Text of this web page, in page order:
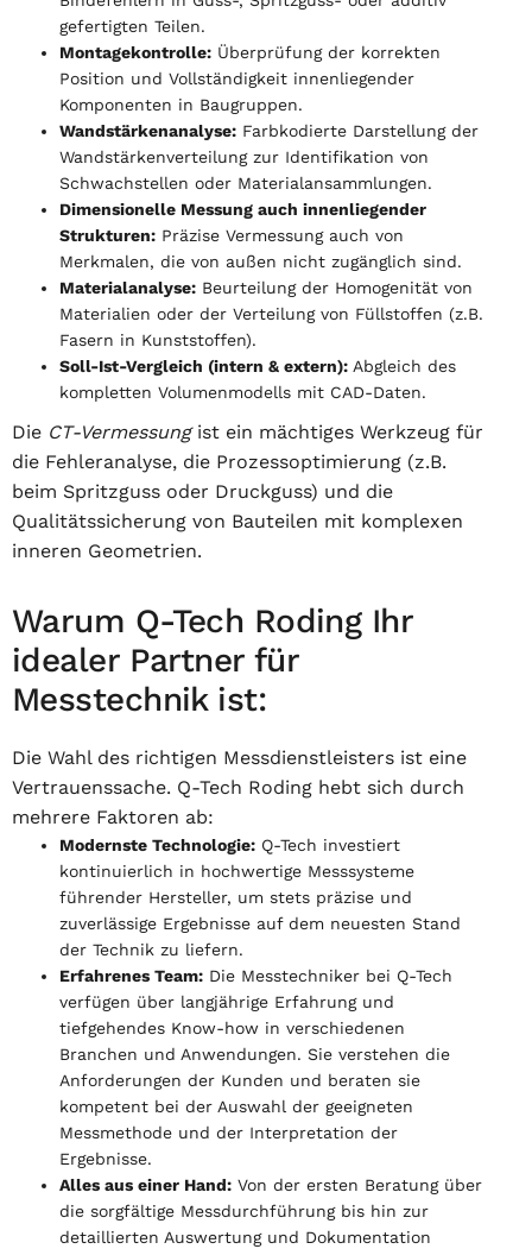
gefertigten Teilen.
Montagekontrolle: Überprüfung der korrekten
Position und Vollständigkeit innenliegender
Komponenten in Baugruppen.
Wandstärkenanalyse: Farbkodierte Darstellung der
Wandstärkenverteilung zur Identifikation von
Schwachstellen oder Materialansammlungen.
Dimensionelle Messung auch innenliegender
Strukturen: Präzise Vermessung auch von
Merkmalen, die von außen nicht zugänglich sind.
Materialanalyse: Beurteilung der Homogenität von
Materialien oder der Verteilung von Füllstoffen (z.B.
Fasern in Kunststoffen).
Soll-Ist-Vergleich (intern & extern): Abgleich des
kompletten Volumenmodells mit CAD-Daten.
Die CT-Vermessungist ein mächtiges Werkzeug für
die Fehleranalyse, die Prozessoptimierung (z.B.
beim Spritzguss oder Druckguss) und die
Qualitätssicherung von Bauteilen mit komplexen
inneren Geometrien.
Warum Q-Tech Roding Ihr
idealer Partner für
Messtechnik ist:
Die Wahl des richtigen Messdienstleisters ist eine
Vertrauenssache. Q-Tech Roding hebt sich durch
mehrere Faktoren ab:
Modernste Technologie: Q-Tech investiert
kontinuierlich in hochwertige Messsysteme
führender Hersteller, um stets präzise und
zuverlässige Ergebnisse auf dem neuesten Stand
der Technik zu liefern.
Erfahrenes Team: Die Messtechniker bei Q-Tech
verfügen über langjährige Erfahrung und
tiefgehendes Know-how in verschiedenen
Branchen und Anwendungen. Sie verstehen die
Anforderungen der Kunden und beraten sie
kompetent bei der Auswahl der geeigneten
Messmethode und der Interpretation der
Ergebnisse.
Alles aus einer Hand: Von der ersten Beratung über
die sorgfältige Messdurchführung bis hin zur
detaillierten Auswertung und Dokumentation